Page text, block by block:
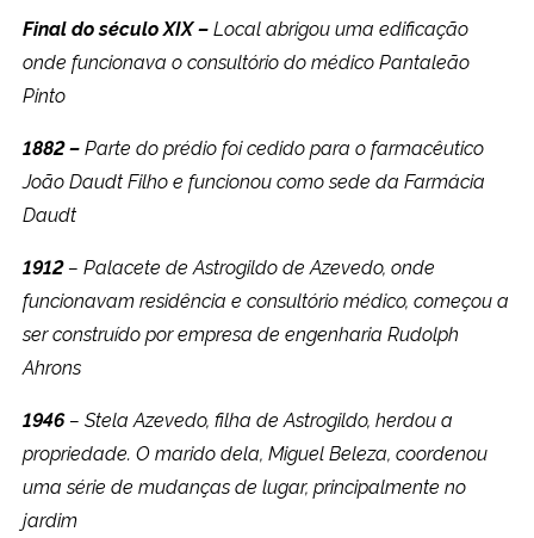
Final do século XIX –Local abrigou uma edificação
onde funcionava o consultório do médico Pantaleão
Pinto
1882 –Parte do prédio foi cedido para o farmacêutico
João Daudt Filho e funcionou como sede da Farmácia
Daudt
1912– Palacete de Astrogildo de Azevedo, onde
funcionavam residência e consultório médico, começou a
ser construído por empresa de engenharia Rudolph
Ahrons
1946– Stela Azevedo, filha de Astrogildo, herdou a
propriedade. O marido dela, Miguel Beleza, coordenou
uma série de mudanças de lugar, principalmente no
jardim